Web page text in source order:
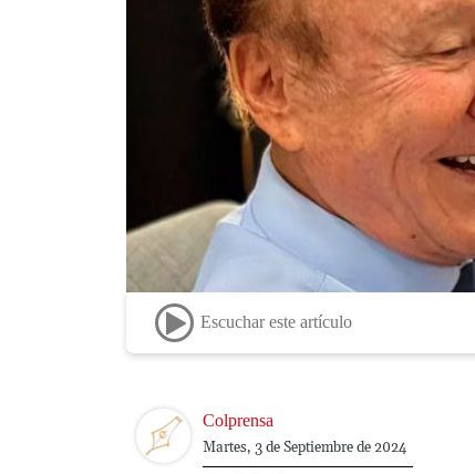
Escuchar este artículo
Image Colprensa
Martes, 3 de Septiembre de 2024